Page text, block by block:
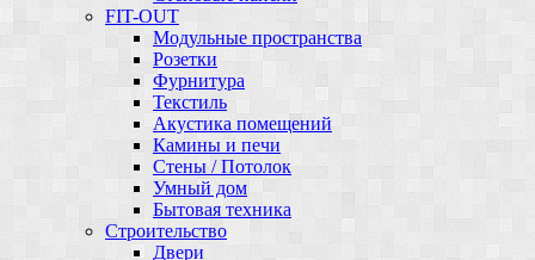
FIT-OUT
Модульные пространства
Розетки
Фурнитура
Текстиль
Акустика помещений
Камины и печи
Стены / Потолок
Умный дом
Бытовая техника
Строительство
Двери